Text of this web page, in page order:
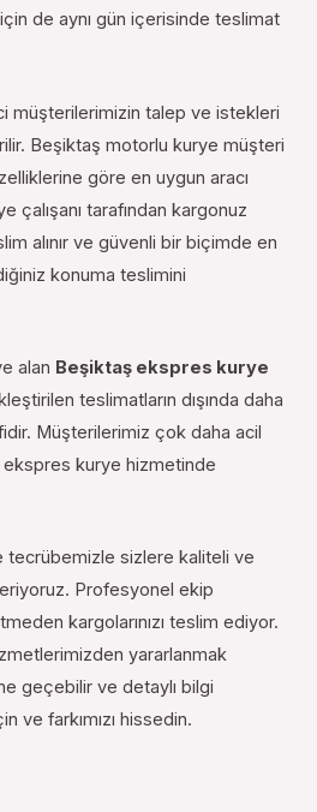
de aynı gün içerisinde teslimat
müşterilerimizin talep ve istekleri
Beşiktaş motorlu kurye müşteri
göre en uygun aracı
çalışanı tarafından kargonuz
alınır ve güvenli bir biçimde en
konuma teslimini
alan Beşiktaş ekspres kurye
teslimatların dışında daha
Müşterilerimiz çok daha acil
ekspres kurye hizmetinde
tecrübemizle sizlere kaliteli ve
Profesyonel ekip
kargolarınızı teslim ediyor.
yararlanmak
geçebilir ve detaylı bilgi
ve farkımızı hissedin.